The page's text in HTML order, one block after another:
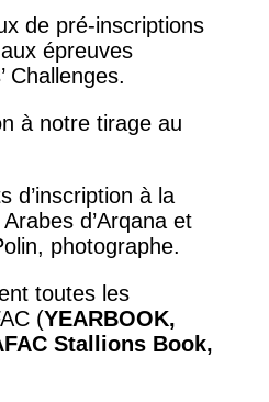
de pré-inscriptions
épreuves
Challenges.
à notre tirage au
d’inscription à la
d’Arqana et
photographe.
toutes les
(YEARBOOK,
Stallions Book,